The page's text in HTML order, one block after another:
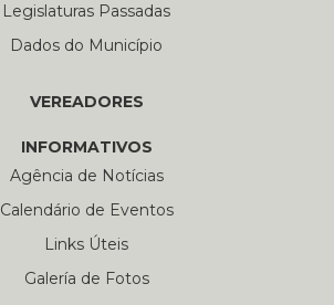
Legislaturas Passadas
Dados do Município
VEREADORES
INFORMATIVOS
Agência de Notícias
Calendário de Eventos
Links Úteis
Galería de Fotos